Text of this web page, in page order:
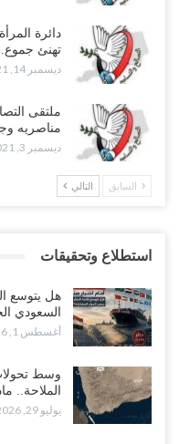
دائرة
تهنئ
ديسمبر 14, 2021
ملتقى
مناصريه
ديسمبر 3, 2021
السابق التالي
استطلاع وتحقيقات
هل يتوسع
السعودي
أغسطس 1, 2026
وسط
الملاحة..
يوليو 29, 2026